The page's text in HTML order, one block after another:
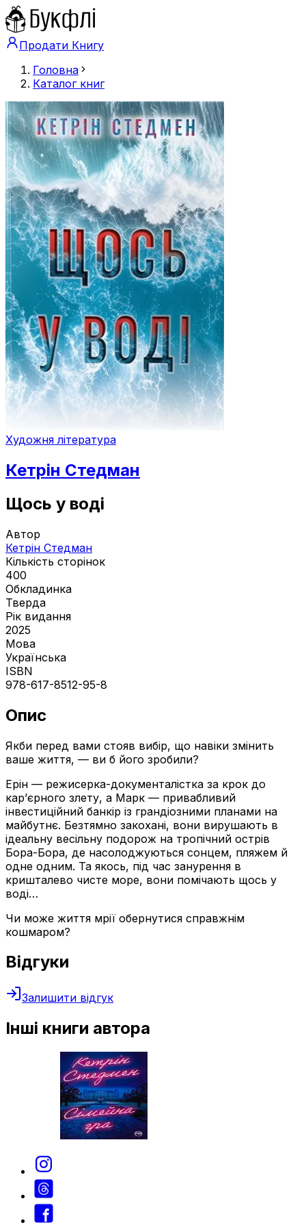
Продати Книгу
Головна
Каталог книг
Художня література
Кетрін Стедман
Щось у воді
Автор
Кетрін Стедман
Кількість сторінок
400
Обкладинка
Тверда
Рік видання
2025
Мова
Українська
ISBN
978-617-8512-95-8
Опис
Якби перед вами стояв вибір, що навіки змінить
ваше життя, — ви б його зробили?
Ерін — режисерка-документалістка за крок до
кар’єрного злету, а Марк — привабливий
інвестиційний банкір із грандіозними планами на
майбутнє. Безтямно закохані, вони вирушають в
ідеальну весільну подорож на тропічний острів
Бора-Бора, де насолоджуються сонцем, пляжем й
одне одним. Та якось, під час занурення в
кришталево чисте море, вони помічають щось у
воді…
Чи може життя мрії обернутися справжнім
кошмаром?
Відгуки
Залишити відгук
Інші книги автора